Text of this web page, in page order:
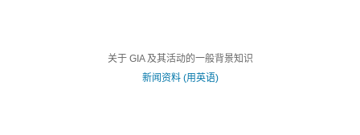
关于 GIA 及其活动的一般背景知识
新闻资料 (用英语)